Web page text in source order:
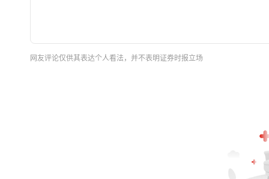
网友评论仅供其表达个人看法，并不表明证券时报立场